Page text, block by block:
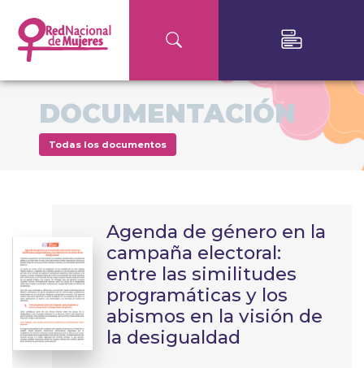
DOCUMENTACIÓN
Todas los documentos
Agenda de género en la
campaña electoral:
entre las similitudes
programáticas y los
abismos en la visión de
la desigualdad